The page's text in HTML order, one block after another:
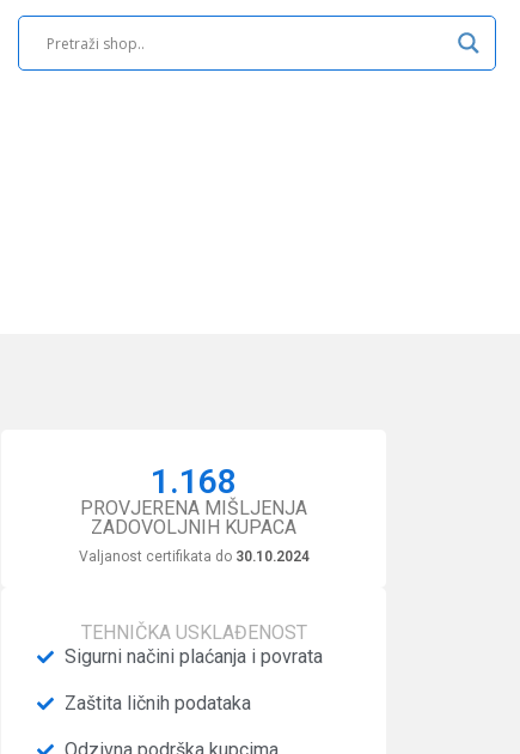
1.168
PROVJERENA MIŠLJENJA
ZADOVOLJNIH KUPACA
Valjanost certifikata do 30.10.2024
TEHNIČKA USKLAĐENOST
Sigurni načini plaćanja i povrata
Zaštita ličnih podataka